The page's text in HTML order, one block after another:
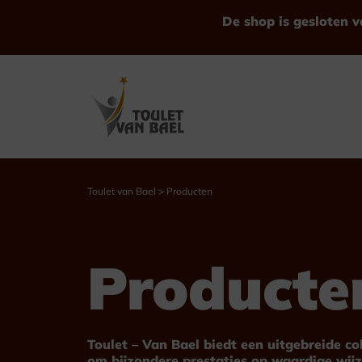
De shop is gesloten
Bekijk alle Producten
Trofeeën
Bekers
Toulet van Bael > Producten
Toulet – Van Bael biedt een uitgebreide